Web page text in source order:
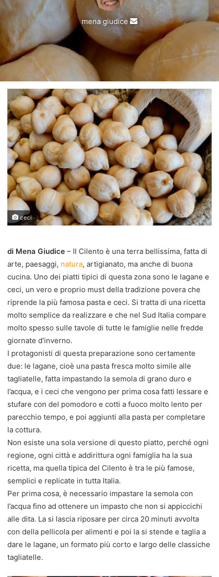
mena giudice
Invia
un'email
ceci
di Mena Giudice – Il Cilento è una terra bellissima, fatta di
arte, paesaggi, natura, artigianato, ma anche di buona
cucina. Uno dei piatti tipici di questa zona sono le lagane e
ceci, un vero e proprio must della tradizione povera che
riprende la più famosa pasta e ceci. Si tratta di una ricetta
molto semplice da realizzare e che nel Sud Italia compare
molto spesso sulle tavole di tutte le famiglie nelle fredde
giornate d’inverno.
I protagonisti di questa preparazione sono certamente
due: le lagane, cioè una pasta fresca molto simile alle
tagliatelle, fatta impastando la semola di grano duro e
l’acqua, e i ceci che vengono per prima cosa fatti lessare e
stufare con del pomodoro e cotti a fuoco molto lento per
parecchio tempo, e poi aggiunti alla pasta per completare
la cottura.
Non esiste una sola versione di questo piatto, perché ogni
regione, ogni città e addirittura ogni famiglia ha la sua
ricetta, ma quella tipica del Cilento è tra le più famose,
semplici e replicate in tutta Italia.
Per prima cosa, è necessario impastare la semola con
l’acqua fino ad ottenere un impasto che non si appiccichi
alle dita. La si lascia riposare per circa 20 minuti avvolta
con della pellicola per alimenti e poi la si stende e taglia a
dare le lagane, un formato più corto e largo delle classiche
tagliatelle.